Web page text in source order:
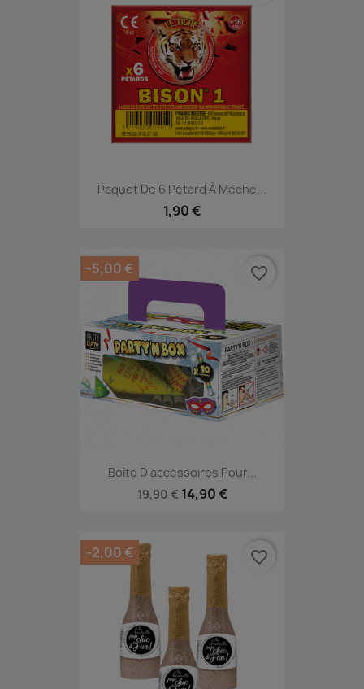
Paquet De 6 Pétard À Mèche...
1,90 €
Boîte D'accessoires Pour...
19,90 € 14,90 €
-5,00 € favorite_border
-2,00 € favorite_border